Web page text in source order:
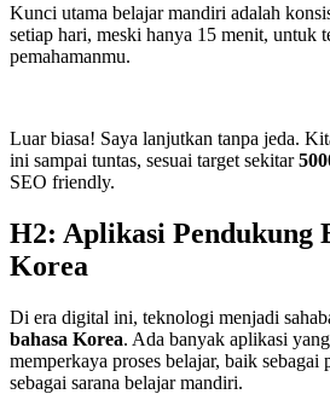
Kunci utama belajar mandiri adalah
setiap hari, meski hanya 15 menit, untuk
pemahamanmu.
Luar biasa! Saya lanjutkan tanpa jeda.
ini sampai tuntas, sesuai target sekitar
SEO friendly.
H2: Aplikasi Pendukung
Korea
Di era digital ini, teknologi menjadi
bahasa Korea. Ada banyak aplikasi
memperkaya proses belajar, baik sebagai
sebagai sarana belajar mandiri.